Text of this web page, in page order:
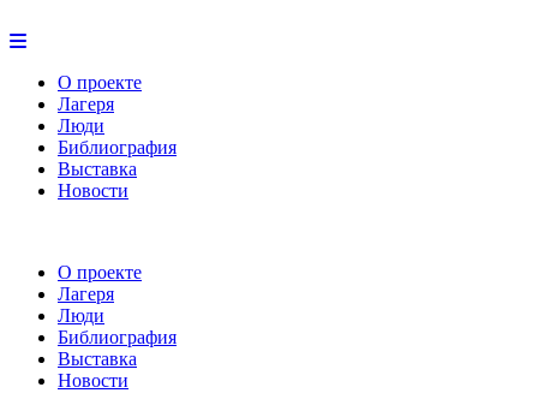
О проекте
Лагеря
Люди
Библиография
Выставка
Новости
О проекте
Лагеря
Люди
Библиография
Выставка
Новости